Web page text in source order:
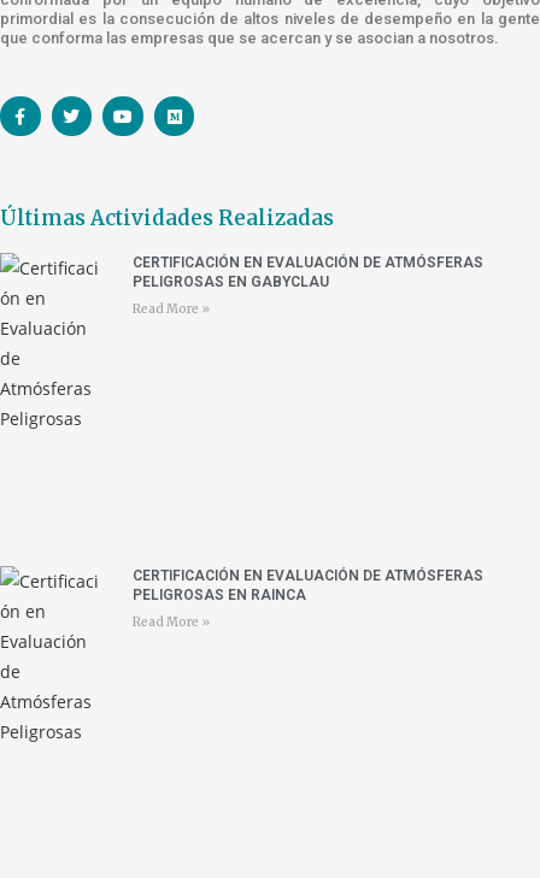
primordial es la consecución de altos niveles de desempeño en la gente
que conforma las empresas que se acercan y se asocian a nosotros.
Últimas Actividades Realizadas
CERTIFICACIÓN EN EVALUACIÓN DE ATMÓSFERAS
PELIGROSAS EN GABYCLAU
Read More »
CERTIFICACIÓN EN EVALUACIÓN DE ATMÓSFERAS
PELIGROSAS EN RAINCA
Read More »